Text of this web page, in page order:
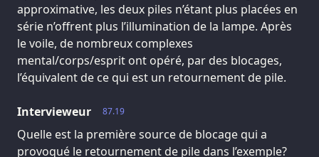
approximative, les deux piles n’étant plus placées en
série n’offrent plus l’illumination de la lampe. Après
le voile, de nombreux complexes
mental/corps/esprit ont opéré, par des blocages,
l’équivalent de ce qui est un retournement de pile.
87.19
Intervieweur
Quelle est la première source de blocage qui a
provoqué le retournement de pile dans l’exemple?